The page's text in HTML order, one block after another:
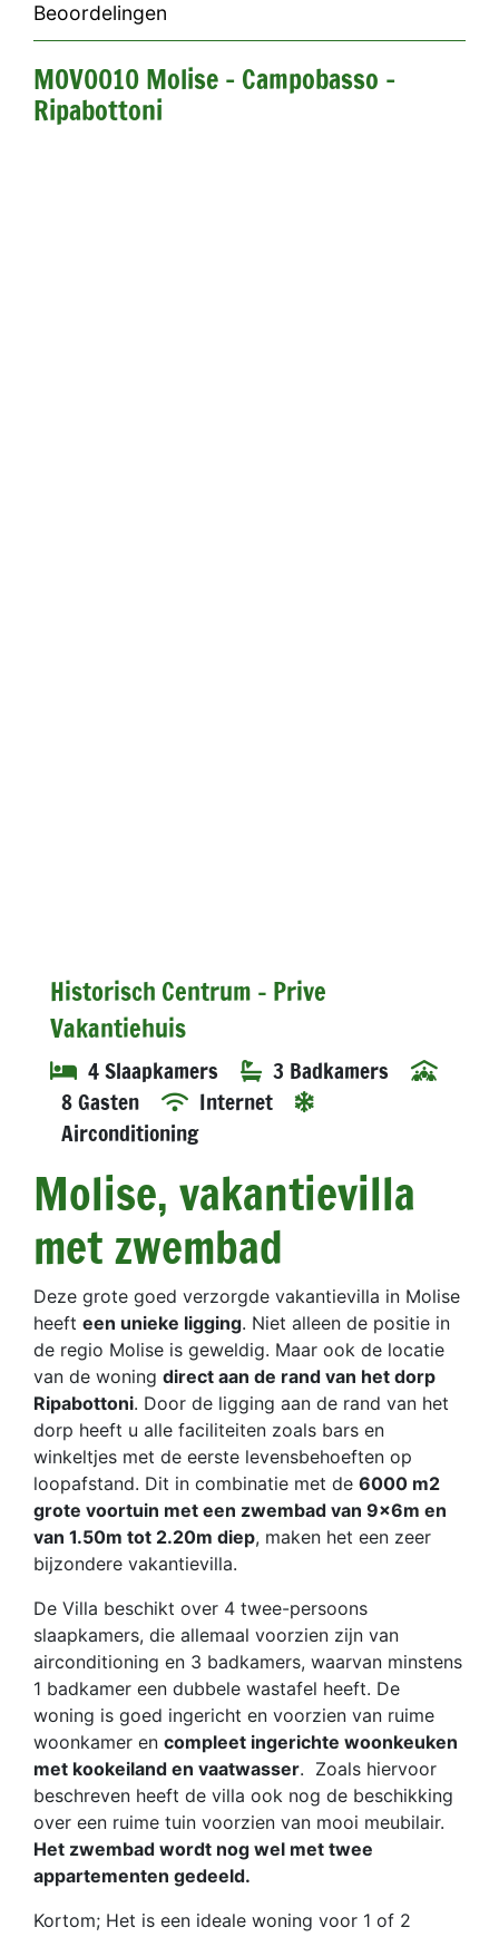
Beoordelingen
MOV0010 Molise - Campobasso -
Ripabottoni
Historisch Centrum - Prive
Vakantiehuis
4 Slaapkamers
3 Badkamers
8 Gasten
Internet
Airconditioning
Molise, vakantievilla
met zwembad
Deze grote goed verzorgde vakantievilla in Molise
heeft een unieke ligging. Niet alleen de positie in
de regio Molise is geweldig. Maar ook de locatie
van de woning direct aan de rand van het dorp
Ripabottoni. Door de ligging aan de rand van het
dorp heeft u alle faciliteiten zoals bars en
winkeltjes met de eerste levensbehoeften op
loopafstand. Dit in combinatie met de 6000 m2
grote voortuin met een zwembad van 9x6m en
van 1.50m tot 2.20m diep, maken het een zeer
bijzondere vakantievilla.
De Villa beschikt over 4 twee-persoons
slaapkamers, die allemaal voorzien zijn van
airconditioning en 3 badkamers, waarvan minstens
1 badkamer een dubbele wastafel heeft. De
woning is goed ingericht en voorzien van ruime
woonkamer en compleet ingerichte woonkeuken
met kookeiland en vaatwasser. Zoals hiervoor
beschreven heeft de villa ook nog de beschikking
over een ruime tuin voorzien van mooi meubilair.
Het zwembad wordt nog wel met twee
appartementen gedeeld.
Kortom; Het is een ideale woning voor 1 of 2